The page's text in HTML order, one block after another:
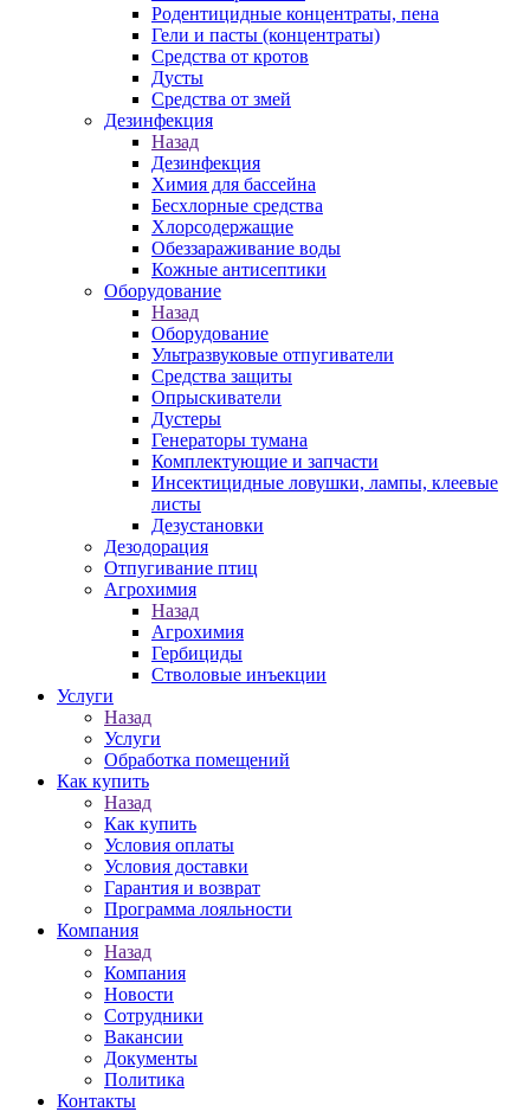
Родентицидные концентраты, пена
Гели и пасты (концентраты)
Средства от кротов
Дусты
Средства от змей
Дезинфекция
Назад
Дезинфекция
Химия для бассейна
Бесхлорные средства
Хлорсодержащие
Обеззараживание воды
Кожные антисептики
Оборудование
Назад
Оборудование
Ультразвуковые отпугиватели
Средства защиты
Опрыскиватели
Дустеры
Генераторы тумана
Комплектующие и запчасти
Инсектицидные ловушки, лампы, клеевые
листы
Дезустановки
Дезодорация
Отпугивание птиц
Агрохимия
Назад
Агрохимия
Гербициды
Стволовые инъекции
Услуги
Назад
Услуги
Обработка помещений
Как купить
Назад
Как купить
Условия оплаты
Условия доставки
Гарантия и возврат
Программа лояльности
Компания
Назад
Компания
Новости
Сотрудники
Вакансии
Документы
Политика
Контакты